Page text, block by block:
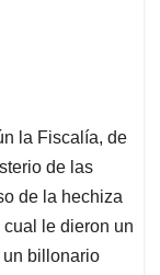
la Fiscalía, de
de las
de la hechiza
le dieron un
billonario